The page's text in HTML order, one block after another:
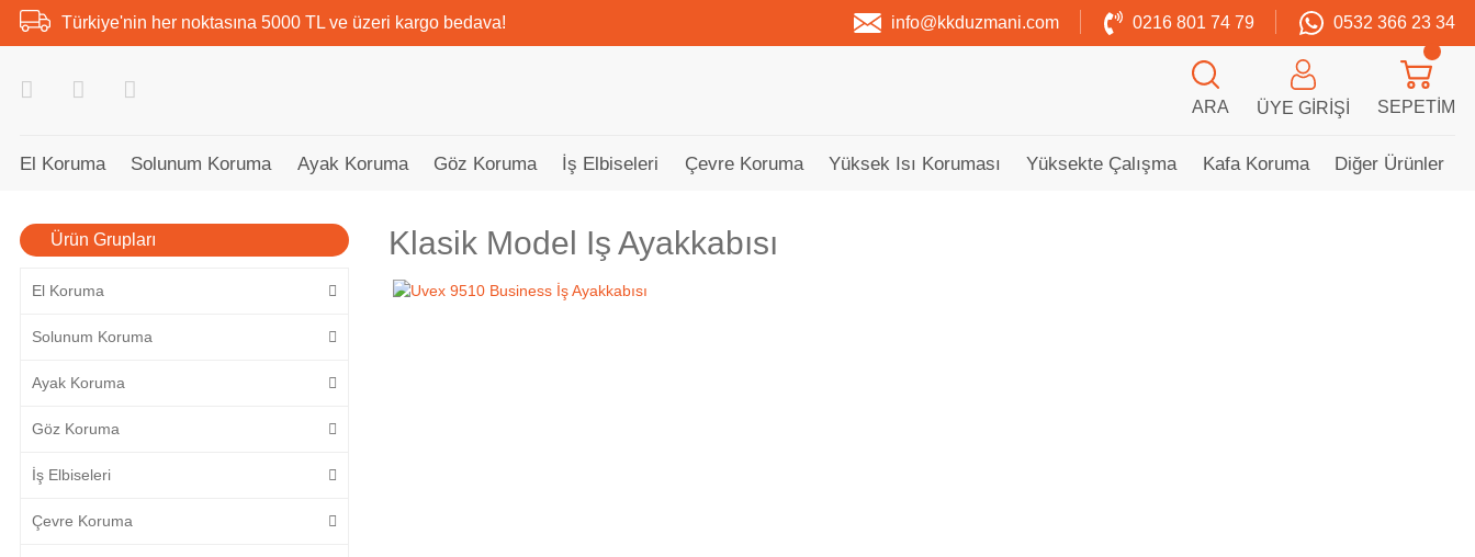
Türkiye'nin her noktasına 5000 TL ve üzeri kargo bedava! info@kkduzmani.com 0216 801 74 79 0532 366 23 34
ARA ÜYE GIRIŞI SEPETIM
El Koruma Solunum Koruma Ayak Koruma Göz Koruma İş Elbiseleri Çevre Koruma Yüksek Isı Koruması Yüksekte Çalışma Kafa Koruma Diğer Ürünler
Ürün Grupları
El Koruma
Solunum Koruma
Ayak Koruma
Göz Koruma
İş Elbiseleri
Çevre Koruma
Klasik Model Iş Ayakkabısı